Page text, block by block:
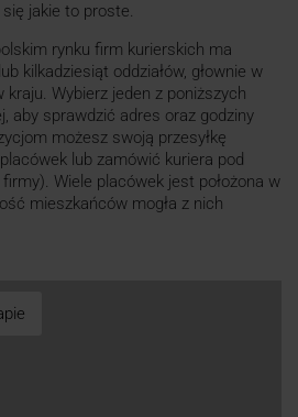
jakie to proste.
rynku firm kurierskich ma
kilkadziesiąt oddziałów, głownie w
Wybierz jeden z poniższych
aby sprawdzić adres oraz godziny
możesz swoją przesyłkę
lub zamówić kuriera pod
Wiele placówek jest położona w
mieszkańców mogła z nich